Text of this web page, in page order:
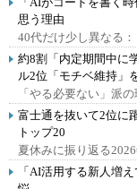
思う理由
40代だけ少し異なる：
約8割「内定期間中に
ル2位「モチベ維持」
「やる必要ない」派の
富士通を抜いて2位に
トップ20
夏休みに振り返る
「AI活用する新人増